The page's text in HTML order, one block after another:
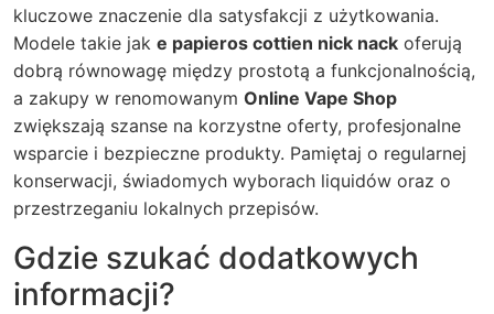
kluczowe znaczenie dla satysfakcji z użytkowania.
Modele takie jak e papieros cottien nick nack oferują
dobrą równowagę między prostotą a funkcjonalnością,
a zakupy w renomowanym Online Vape Shop
zwiększają szanse na korzystne oferty, profesjonalne
wsparcie i bezpieczne produkty. Pamiętaj o regularnej
konserwacji, świadomych wyborach liquidów oraz o
przestrzeganiu lokalnych przepisów.
Gdzie szukać dodatkowych
informacji?